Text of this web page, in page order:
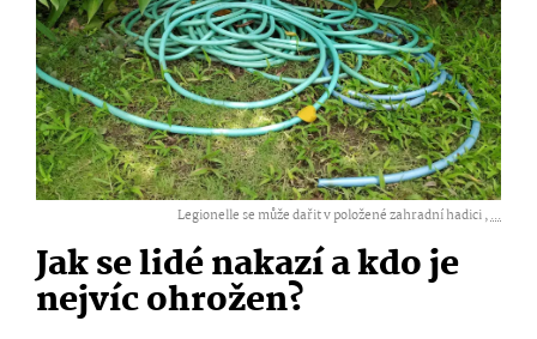
Legionelle se může dařit v položené zahradní hadici ,...
Jak se lidé nakazí a kdo je
nejvíc ohrožen?